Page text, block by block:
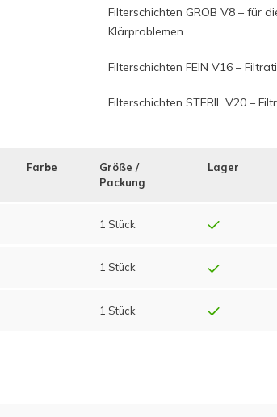
Filterschichten GROB V8 – für
Klärproblemen
Filterschichten FEIN V16 –
Filterschichten STERIL V20 –
Farbe
Größe /
Packung
Lager
1 Stück
1 Stück
1 Stück